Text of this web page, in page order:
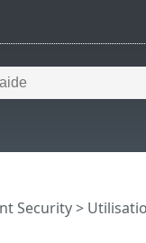
Security>